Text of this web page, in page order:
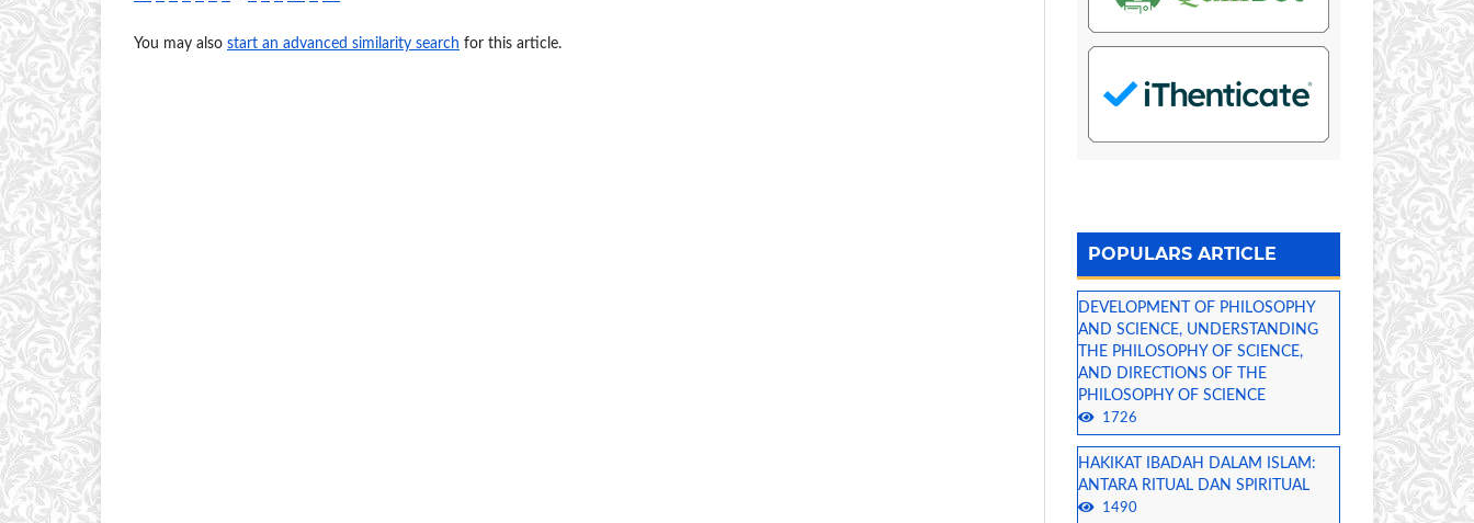
You may also start an advanced similarity search for this article.
POPULARS ARTICLE
DEVELOPMENT OF PHILOSOPHY
AND SCIENCE, UNDERSTANDING
THE PHILOSOPHY OF SCIENCE,
AND DIRECTIONS OF THE
PHILOSOPHY OF SCIENCE
1726
HAKIKAT IBADAH DALAM ISLAM:
ANTARA RITUAL DAN SPIRITUAL
1490